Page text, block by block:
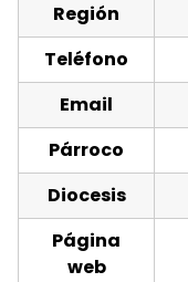
Región
Teléfono
Email
Párroco
Diocesis
Página
web